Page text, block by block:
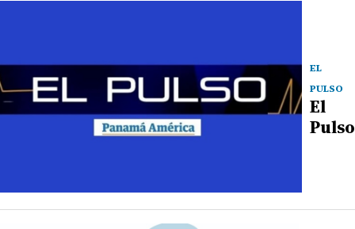
EL
PULSO
El
Pulso